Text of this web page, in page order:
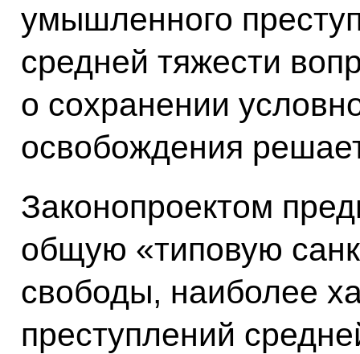
умышленного
средней тяжести
о сохранении
освобождения
Законопроектом
общую «типовую
свободы, наиболее
преступлений